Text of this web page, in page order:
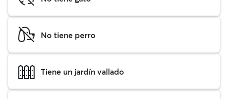
No tiene perro
Tiene un jardín vallado